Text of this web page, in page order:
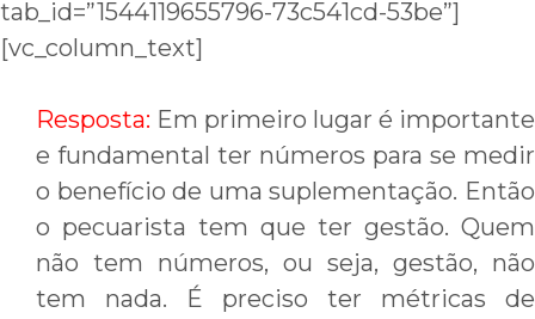
tab_id=”1544119655796-73c541cd-53be”]
[vc_column_text]
Resposta: Em primeiro lugar é importante
e fundamental ter números para se medir
o benefício de uma suplementação. Então
o pecuarista tem que ter gestão. Quem
não tem números, ou seja, gestão, não
tem nada. É preciso ter métricas de